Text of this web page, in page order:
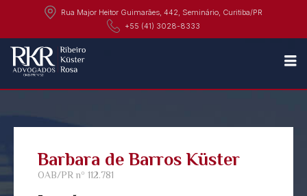
Rua Major Heitor Guimarães, 442, Seminário, Curitiba/PR
+55 (41) 3028-8333
Barbara de Barros Küster
OAB/PR nº 112.781